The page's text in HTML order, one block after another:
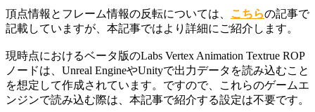
頂点情報とフレーム情報の反転については、 こちらの記事で
記載していますが、本記事ではより詳細にご紹介します。
現時点におけるベータ版のLabs Vertex Animation Textrue ROP
ノードは、Unreal EngineやUnityで出力データを読み込むこと
を想定して作成されています。ですので、これらのゲームエ
ンジンで読み込む際は、本記事で紹介する設定は不要です。